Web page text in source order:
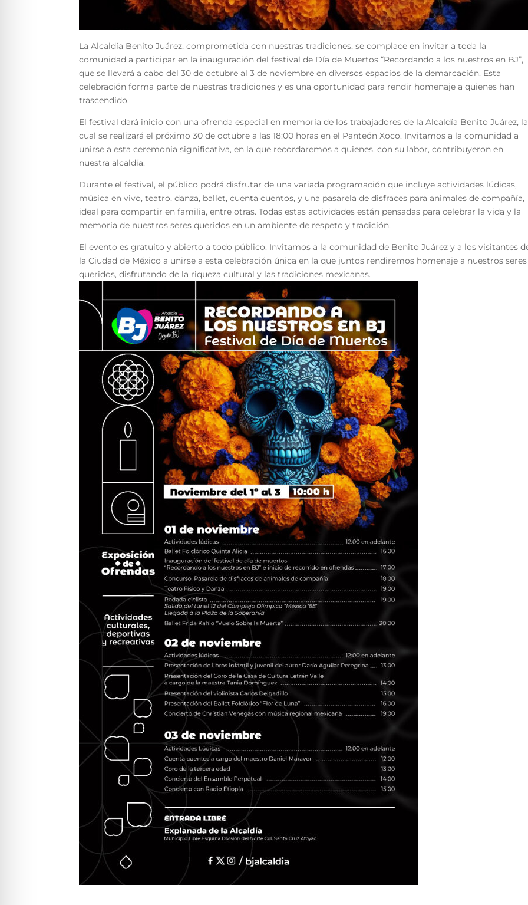
La Alcaldía Benito Juárez, comprometida con nuestras tradiciones, se complace en invitar a toda la
comunidad a participar en la inauguración del festival de Día de Muertos “Recordando a los nuestros en BJ”,
que se llevará a cabo del 30 de octubre al 3 de noviembre en diversos espacios de la demarcación. Esta
celebración forma parte de nuestras tradiciones y es una oportunidad para rendir homenaje a quienes han
trascendido.
El festival dará inicio con una ofrenda especial en memoria de los trabajadores de la Alcaldía Benito Juárez, la
cual se realizará el próximo 30 de octubre a las 18:00 horas en el Panteón Xoco. Invitamos a la comunidad a
unirse a esta ceremonia significativa, en la que recordaremos a quienes, con su labor, contribuyeron en
nuestra alcaldía.
Durante el festival, el público podrá disfrutar de una variada programación que incluye actividades lúdicas,
música en vivo, teatro, danza, ballet, cuenta cuentos, y una pasarela de disfraces para animales de compañía,
ideal para compartir en familia, entre otras. Todas estas actividades están pensadas para celebrar la vida y la
memoria de nuestros seres queridos en un ambiente de respeto y tradición.
El evento es gratuito y abierto a todo público. Invitamos a la comunidad de Benito Juárez y a los visitantes
la Ciudad de México a unirse a esta celebración única en la que juntos rendiremos homenaje a nuestros seres
queridos, disfrutando de la riqueza cultural y las tradiciones mexicanas.